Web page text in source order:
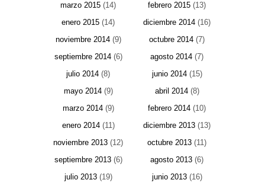
marzo 2015 (14) febrero 2015 (13)
enero 2015 (14) diciembre 2014 (16)
noviembre 2014(9) octubre 2014 (7)
septiembre 2014(6) agosto 2014 (7)
julio 2014 (8) junio 2014(15)
mayo 2014(9) abril 2014(8)
marzo 2014(9) febrero 2014 (10)
enero 2014(11) diciembre 2013 (13)
noviembre 2013 (12) octubre 2013 (11)
septiembre 2013(6) agosto 2013 (6)
julio 2013(19) junio 2013(16)